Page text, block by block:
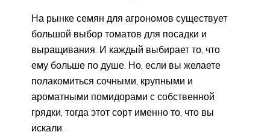
На рынке семян для агрономов существует
большой выбор томатов для посадки и
выращивания. И каждый выбирает то, что
ему больше по душе. Но, если вы желаете
полакомиться сочными, крупными и
ароматными помидорами с собственной
грядки, тогда этот сорт именно то, что вы
искали.